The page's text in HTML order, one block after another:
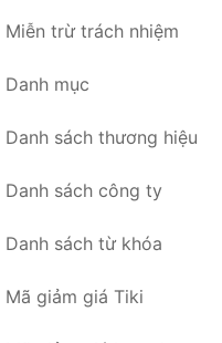
Miễn trừ trách nhiệm
Danh mục
Danh sách thương hiệu
Danh sách công ty
Danh sách từ khóa
Mã giảm giá Tiki